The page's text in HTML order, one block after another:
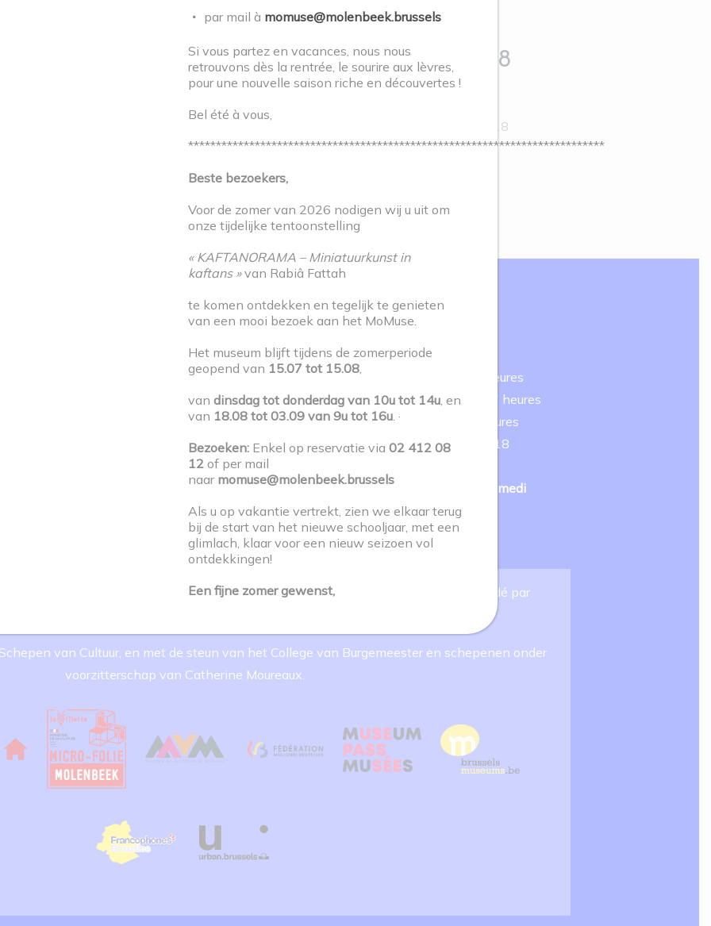
RONDLEIDING ,TENTOONSTELLING
Rêv’elles – verlenging verlengd tot en met 18
Door het grote succes wordt de tentoonstelling Rêv’Elles verlengd tot en met 18
Musée communal
de Molenbeek Saint-Jean
Rue Mommaerts 2A
1080 Molenbeek-Saint-
Jean
02 412 08 12
momuse@molenbeek.irisnet.be
de 12 à 17 heures
Mercredi :de 12 à 17 heures
Jeudi :
de 12 à 17 heures
Dimanche :de 13 à 18
Lundi, vendredi et samedi
:Fermé
de la Culture et avec le soutien du Collège des Bourgmestre et Echevins présidé par
van Cultuur, en met de steun van het College van Burgemeester en schepenen onder
voorzitterschap van Catherine Moureaux.
par mail à momuse@molenbeek.brussels
Si vous partez en vacances, nous nous
retrouvons dès la rentrée, le sourire aux lèvres,
pour une nouvelle saison riche en découvertes !
Bel été à vous,
***************************************************************************
Beste bezoekers,
Voor de zomer van 2026 nodigen wij u uit om
onze tijdelijke tentoonstelling
« KAFTANORAMA – Miniatuurkunst in
kaftans »van Rabiâ Fattah
te komen ontdekken en tegelijk te genieten
van een mooi bezoek aan het MoMuse.
Het museum blijft tijdens de zomerperiode
geopend van 15.07 tot 15.08,
van dinsdag tot donderdag van 10u tot 14u, en
van 18.08 tot 03.09 van 9u tot 16u. ·
Bezoeken:Enkel op reservatie via 02 412 08
12of per mail
naar momuse@molenbeek.brussels
Als u op vakantie vertrekt, zien we elkaar terug
bij de start van het nieuwe schooljaar, met een
glimlach, klaar voor een nieuw seizoen vol
ontdekkingen!
Een fijne zomer gewenst,